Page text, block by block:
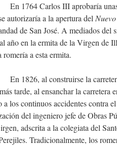
Carlos III aprobaría unas
autorizaría a la apertura del
de San José. A mediados
año en la ermita de la Virgen de
romería a esta ermita.
al construirse la carretera
tarde, al ensanchar la carretera
a los continuos accidentes contra
del ingeniero jefe de Obras
adscrita a la colegiata del
Tradicionalmente, los